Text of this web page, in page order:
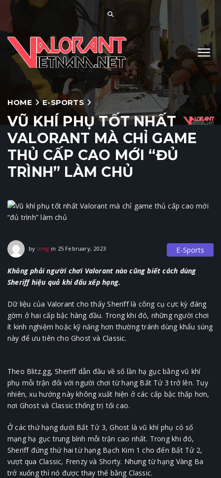
HOME E-SPORTS
VŨ KHÍ PHỤ TỐT NHẤT
VALORANT MÀ CHỈ GAME
THỦ CẤP CAO MỚI “ĐỦ
TRÌNH” LÀM CHỦ
by long in 25 February, 2023 E-Sports
Không phải người chơi Valorant nào cũng biết cách dùng
Sheriff hiệu quả khi đấu xếp hạng.
Dữ liệu của Valorant cho thấy Sheriff là công cụ cực kỳ đáng
gờm ở hai cấp bậc hàng đầu. Trong khi đó, những người chơi
ít kinh nghiệm hoặc kỹ năng hơn thường tránh dùng khẩu súng
này để ưu tiên cho Ghost và Classic.
Theo Blitz.gg, Sheriff dẫn đầu về số lần hạ gục bằng vũ khí
phụ mỗi trận đối với người chơi từ hạng Bất Tử 3 trở lên. Tuy
nhiên, xu hướng này không xuất hiện ở các cấp bậc thấp hơn,
nơi Ghost và Classic thống trị tối cao.
Ở các thứ hạng dưới Bất Tử 3, Ghost là vũ khí phụ có số
mạng hạ gục trung bình mỗi trận cao nhất. Trong khi đó,
Sheriff đứng thứ hai từ hạng Bạch Kim 1 cho đến Bất Tử 2,
vượt qua Classic, Frenzy và Shorty. Nhưng từ hạng Vàng Ba
trở xuống thì nó được thay thế bằng Classic.